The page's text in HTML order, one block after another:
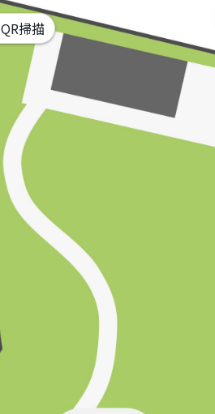
QR掃描
票亭
小白宮（戶外）
小白宮（戶外）
水管頭
小白宮（戶外）
小白宮（戶外）
原大門界石與雞蛋花
小白宮（戶外）